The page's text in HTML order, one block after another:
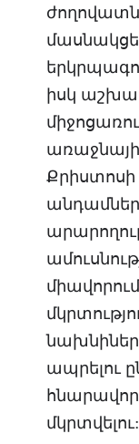
իսկ
ապրելու
մկրտվելու: